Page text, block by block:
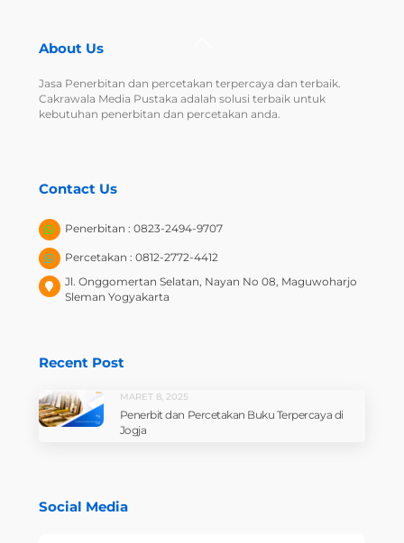
About Us
Jasa Penerbitan dan percetakan terpercaya dan terbaik.
Cakrawala Media Pustaka adalah solusi terbaik untuk
kebutuhan penerbitan dan percetakan anda.
Contact Us
Penerbitan : 0823-2494-9707
Percetakan : 0812-2772-4412
Jl. Onggomertan Selatan, Nayan No 08, Maguwoharjo
Sleman Yogyakarta
Recent Post
MARET 8, 2025
Penerbit dan Percetakan Buku Terpercaya di
Jogja
Social Media